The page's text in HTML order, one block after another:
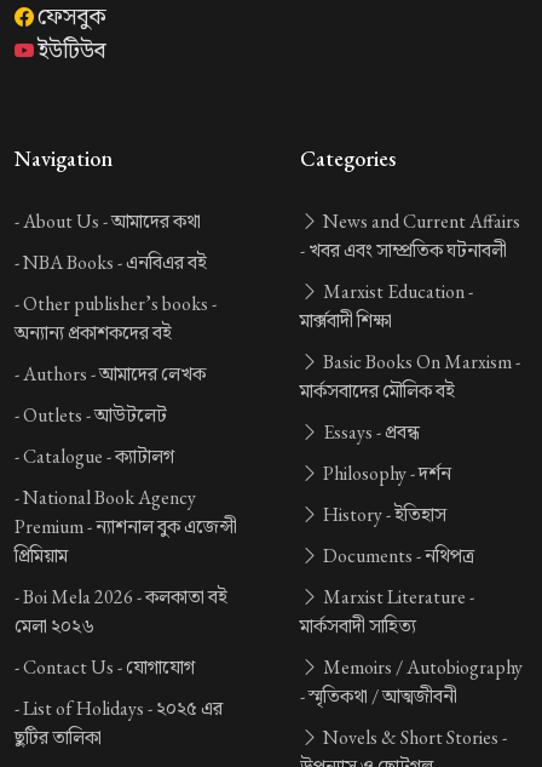
ফেসবুক
ইউটিউব
Navigation
-About Us -আমাদের কথা
-NBA Books -এনবিএর বই
-Other publisher’s books -
অন্যান্য প্রকাশকদের বই
-Authors -আমাদের লেখক
-Outlets -আউটলেট
-Catalogue -ক্যাটালগ
-National Book Agency
Premium -ন্যাশনাল বুক এজেন্সী
প্রিমিয়াম
-Boi Mela 2026 -কলকাতা বই
মেলা ২০২৬
-Contact Us -যোগাযোগ
-List of Holidays -২০২৫ এর
ছুটির তালিকা
Categories
News and Current Affairs
-খবর এবং সাম্প্রতিক ঘটনাবলী
Marxist Education -
মার্ক্সবাদী শিক্ষা
Basic Books On Marxism -
মার্কসবাদের মৌলিক বই
Essays -প্রবন্ধ
Philosophy -দর্শন
History -ইতিহাস
Documents -নথিপত্র
Marxist Literature -
মার্কসবাদী সাহিত্য
Memoirs / Autobiography
-স্মৃতিকথা / আত্মজীবনী
Novels & Short Stories -